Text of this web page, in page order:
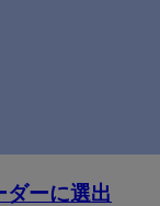
ダーに選出